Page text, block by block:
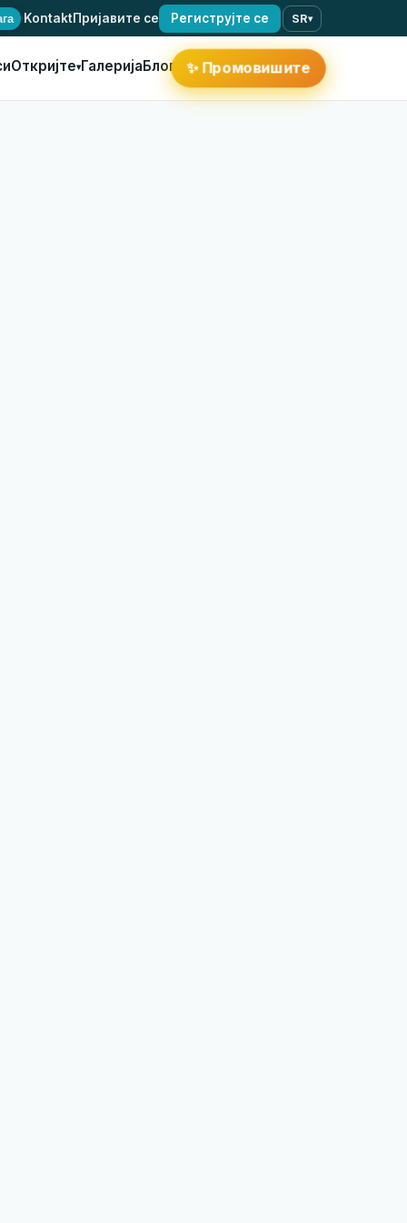
·KontaktПријавите се Региструјте се SR▾
Откријте▾ГалеријаБлог ✨Промовишите